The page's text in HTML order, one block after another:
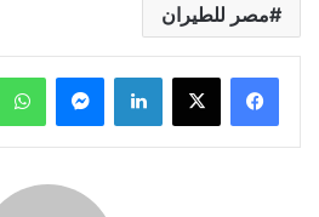
مصر للطيران
لينكدإن ماسنجر